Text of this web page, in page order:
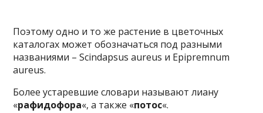
Поэтому одно и то же растение в цветочных
каталогах может обозначаться под разными
названиями – Scindapsus aureus и Epipremnum
aureus.
Более устаревшие словари называют лиану
«рафидофора«, а также «потос«.